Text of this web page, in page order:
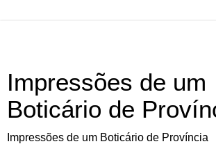
Impressões de um
Boticário de
Impressões de um Boticário de Província